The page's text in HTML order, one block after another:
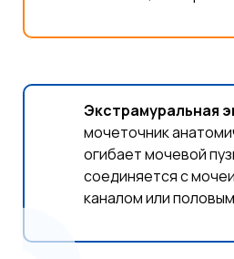
Экстрамуральная
мочеточник
огибает мочевой
соединяется с
каналом или